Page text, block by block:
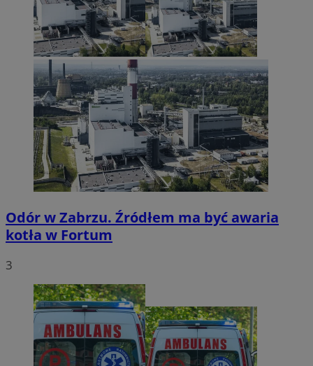
Odór w Zabrzu. Źródłem ma być awaria
kotła w Fortum
3